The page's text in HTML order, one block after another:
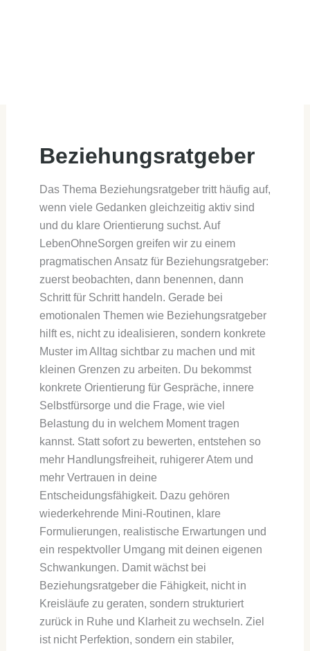
Beziehungsratgeber
Das Thema Beziehungsratgeber tritt häufig auf,
wenn viele Gedanken gleichzeitig aktiv sind
und du klare Orientierung suchst. Auf
LebenOhneSorgen greifen wir zu einem
pragmatischen Ansatz für Beziehungsratgeber:
zuerst beobachten, dann benennen, dann
Schritt für Schritt handeln. Gerade bei
emotionalen Themen wie Beziehungsratgeber
hilft es, nicht zu idealisieren, sondern konkrete
Muster im Alltag sichtbar zu machen und mit
kleinen Grenzen zu arbeiten. Du bekommst
konkrete Orientierung für Gespräche, innere
Selbstfürsorge und die Frage, wie viel
Belastung du in welchem Moment tragen
kannst. Statt sofort zu bewerten, entstehen so
mehr Handlungsfreiheit, ruhigerer Atem und
mehr Vertrauen in deine
Entscheidungsfähigkeit. Dazu gehören
wiederkehrende Mini-Routinen, klare
Formulierungen, realistische Erwartungen und
ein respektvoller Umgang mit deinen eigenen
Schwankungen. Damit wächst bei
Beziehungsratgeber die Fähigkeit, nicht in
Kreisläufe zu geraten, sondern strukturiert
zurück in Ruhe und Klarheit zu wechseln. Ziel
ist nicht Perfektion, sondern ein stabiler,